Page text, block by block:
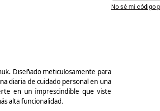
No sé mi código
. Diseñado meticulosamente para
diaria de cuidado personal en una
en un imprescindible que viste
alta funcionalidad.